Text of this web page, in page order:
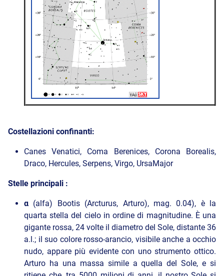
Costellazioni confinanti:
Canes Venatici, Coma Berenices, Corona Borealis,
Draco, Hercules, Serpens, Virgo, UrsaMajor
Stelle principali :
α (alfa) Bootis (Arcturus, Arturo), mag. 0.04), è la
quarta stella del cielo in ordine di magnitudine. È una
gigante rossa, 24 volte il diametro del Sole, distante 36
a.l.; il suo colore rosso-arancio, visibile anche a occhio
nudo, appare più evidente con uno strumento ottico.
Arturo ha una massa simile a quella del Sole, e si